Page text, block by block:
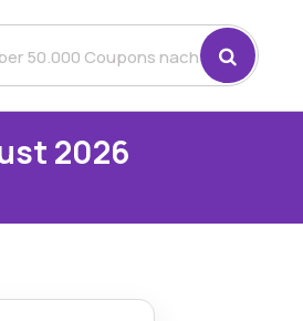
2026